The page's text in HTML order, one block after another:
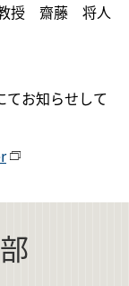
教授 齋藤 将人
てお知らせして